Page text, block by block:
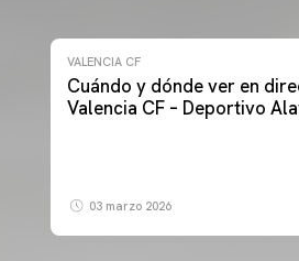
VALENCIA CF
Cuándo y dónde ver en
Valencia CF – Deportivo
03 marzo 2026